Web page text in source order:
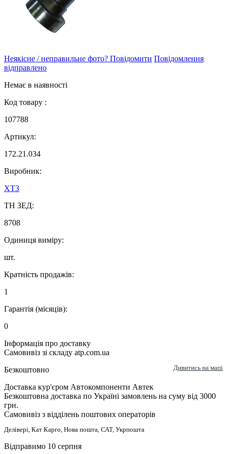
Неякісне / неправильне фото? Повідомити Повідомлення
відправлено
Немає в наявності
Код товару :
107788
Артикул:
172.21.034
Виробник:
ХТЗ
ТН ЗЕД:
8708
Одиниця виміру:
шт.
Кратність продажів:
1
Гарантія (місяців):
0
Інформація про доставку
Самовивіз зі складу atp.com.ua
Безкоштовно
Дивитись на мапі
Доставка кур'єром Автокомпоненти Автек
Безкоштовна доставка по Україні замовлень на суму від 3000
грн.
Самовивіз з відділень поштових операторів
Делівері, Кат Карго, Нова пошта, САТ, Укрпошта
Відправимо 10 серпня